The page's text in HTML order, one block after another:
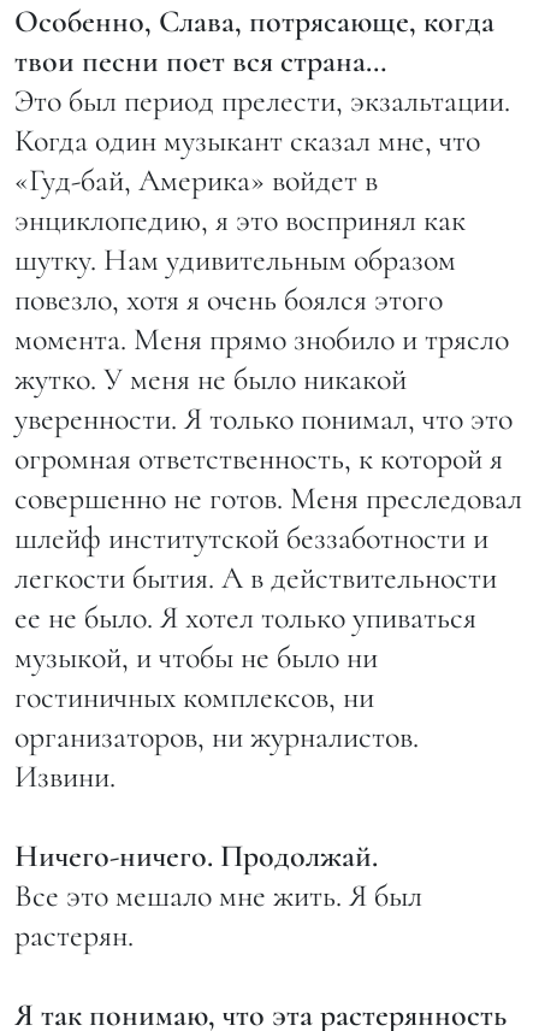
Особенно, Слава, потрясающе, когда
твои песни поет вся страна…
Это был период прелести, экзальтации.
Когда один музыкант сказал мне, что
«Гуд-бай, Америка» войдет в
энциклопедию, я это воспринял как
шутку. Нам удивительным образом
повезло, хотя я очень боялся этого
момента. Меня прямо знобило и трясло
жутко. У меня не было никакой
уверенности. Я только понимал, что это
огромная ответственность, к которой я
совершенно не готов. Меня преследовал
шлейф институтской беззаботности и
легкости бытия. А в действительности
ее не было. Я хотел только упиваться
музыкой, и чтобы не было ни
гостиничных комплексов, ни
организаторов, ни журналистов.
Извини.
Ничего-ничего. Продолжай.
Все это мешало мне жить. Я был
растерян.
Я так понимаю, что эта растерянность